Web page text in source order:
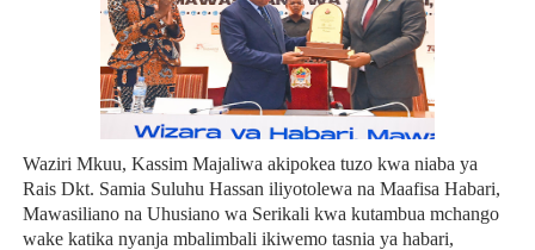
Waziri Mkuu, Kassim Majaliwa akipokea tuzo kwa niaba ya
Rais Dkt. Samia Suluhu Hassan iliyotolewa na Maafisa Habari,
Mawasiliano na Uhusiano wa Serikali kwa kutambua mchango
wake katika nyanja mbalimbali ikiwemo tasnia ya habari,